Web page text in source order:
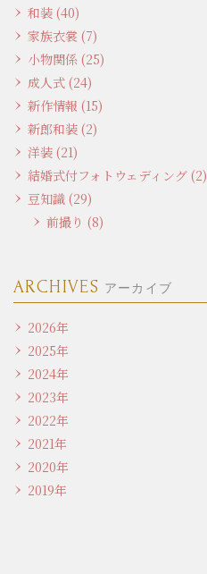
和装 (40)
家族衣裳 (7)
小物関係 (25)
成人式 (24)
新作情報 (15)
新郎和装 (2)
洋装 (21)
結婚式付フォトウェディング (2)
豆知識 (29)
前撮り (8)
ARCHIVES アーカイブ
2026年
2025年
2024年
2023年
2022年
2021年
2020年
2019年